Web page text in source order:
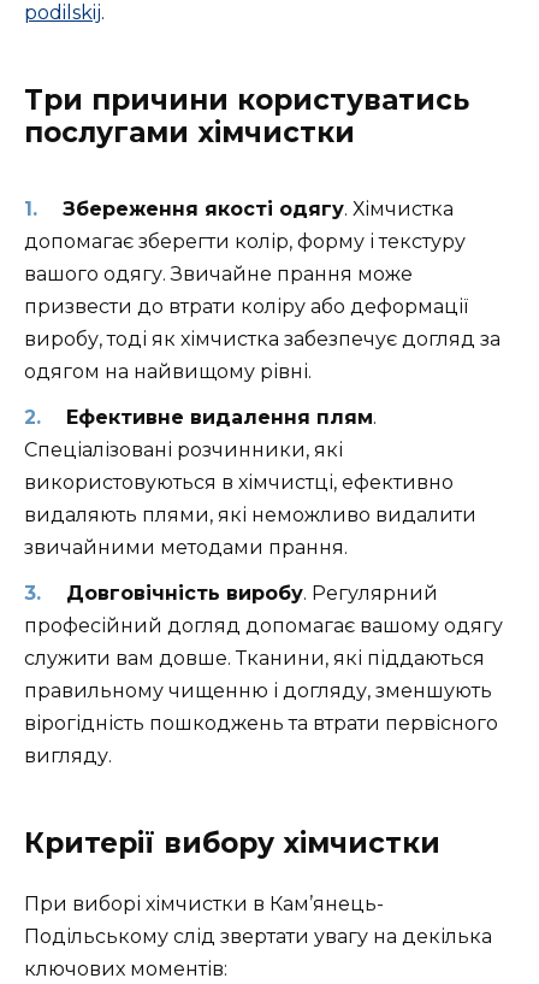
podilskij.
Три причини користуватись
послугами хімчистки
Збереження якості одягу. Хімчистка
допомагає зберегти колір, форму і текстуру
вашого одягу. Звичайне прання може
призвести до втрати коліру або деформації
виробу, тоді як хімчистка забезпечує догляд за
одягом на найвищому рівні.
Ефективне видалення плям.
Спеціалізовані розчинники, які
використовуються в хімчистці, ефективно
видаляють плями, які неможливо видалити
звичайними методами прання.
Довговічність виробу. Регулярний
професійний догляд допомагає вашому одягу
служити вам довше. Тканини, які піддаються
правильному чищенню і догляду, зменшують
вірогідність пошкоджень та втрати первісного
вигляду.
Критерії вибору хімчистки
При виборі хімчистки в Кам’янець-
Подільському слід звертати увагу на декілька
ключових моментів: